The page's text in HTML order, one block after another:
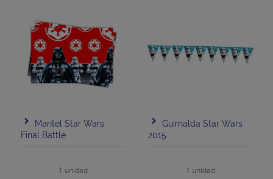
Mantel Star Wars
Final Battle
1 unidad
Guirnalda Star Wars
2015
1 unidad